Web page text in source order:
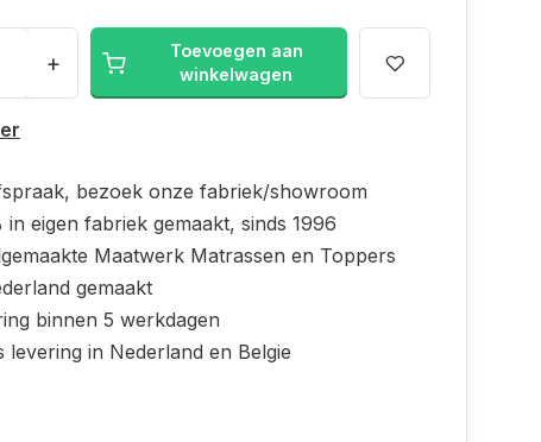
+
Toevoegen aan
winkelwagen
bezoek onze fabriek/showroom
in eigen fabriek gemaakt, sinds 1996
Maatwerk Matrassen en Toppers
gemaakt
binnen 5 werkdagen
levering in Nederland en Belgie